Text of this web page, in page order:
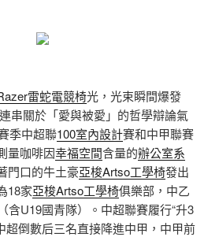
雷蛇電競椅光，光束瞬間爆發
串關於「愛與被愛」的哲學辯論氣
季中超聯100室內設計賽和中甲聯賽
量咖啡因幸福空間含量的辦公室系
門口的牛土豪亞梭Artso工學椅發出
18家亞梭Artso工學椅俱樂部，中乙
含U19國青隊）。中超聯賽履行“升3
超倒數后三名直接降進中甲，中甲前